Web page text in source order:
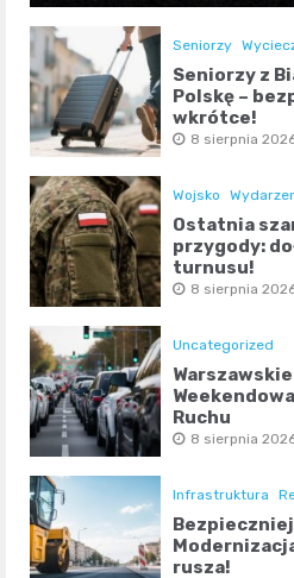
Seniorzy
Seniorzy z
Polskę –
wkrótce!
8 sierpnia
Wojsko
Ostatnia
przygody:
turnusu!
8 sierpnia
Uncategorized
Ruchu
8 sierpnia
Infrastruktura
rusza!